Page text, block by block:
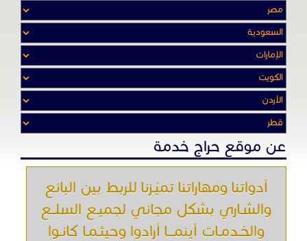
عن موقع حراج خدمة
أدواتنا ومهاراتنا تميّـزنا للربط بين البائع
والشـاري بشكل مجاني لجميـع السلــع
والخـدمـات أينمـــا أرادوا وحيثـمـا كانـوا